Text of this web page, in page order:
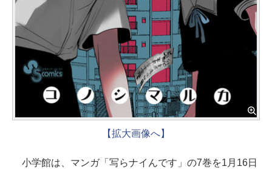
【拡大画像へ】
小学館は、マンガ「写らナイんです」の7巻を1月16日